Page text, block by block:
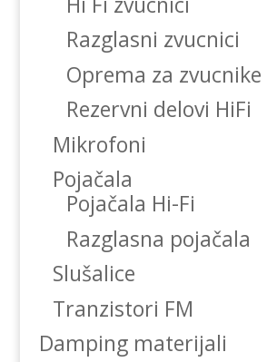
Razglasni zvucnici
Oprema za zvucnike
Rezervni delovi HiFi
Mikrofoni
Pojačala
Pojačala Hi-Fi
Razglasna pojačala
Slušalice
Tranzistori FM
Damping materijali